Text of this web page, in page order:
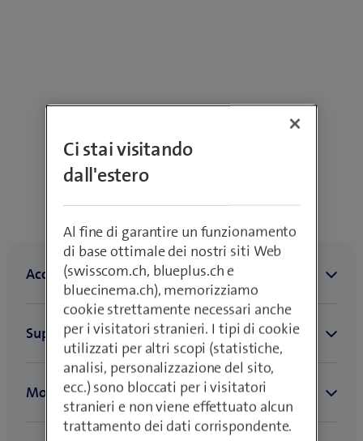
Ci stai visitando
dall'estero
Al fine di garantire un funzionamento
di base ottimale dei nostri siti Web
(swisscom.ch, blueplus.ch e
bluecinema.ch), memorizziamo
cookie strettamente necessari anche
per i visitatori stranieri. I tipi di cookie
utilizzati per altri scopi (statistiche,
analisi, personalizzazione del sito,
ecc.) sono bloccati per i visitatori
stranieri e non viene effettuato alcun
trattamento dei dati corrispondente.